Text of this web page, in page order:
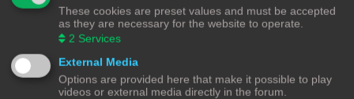
Zelfbouwprinters
Vragen rond de opbouw en het gebruik van een zelfbouw
printer horen hier.
Wil je zelf een printer bouwen, heb je er eentje gebouwd en zit je met een
vraag. Dan is dit z'n plek.
Onderwerpen:13
These cookies are preset values and must be accepted
as they are necessary for the website to operate.
2 Services
External Media
Options are provided here that make it possible to play
videos or external media directly in the forum.